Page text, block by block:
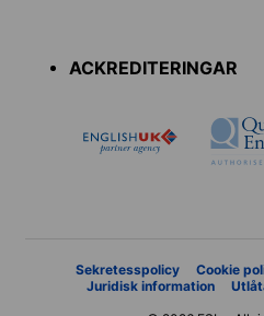
ACKREDITERINGAR
Sekretesspolicy Cookie
Juridisk information